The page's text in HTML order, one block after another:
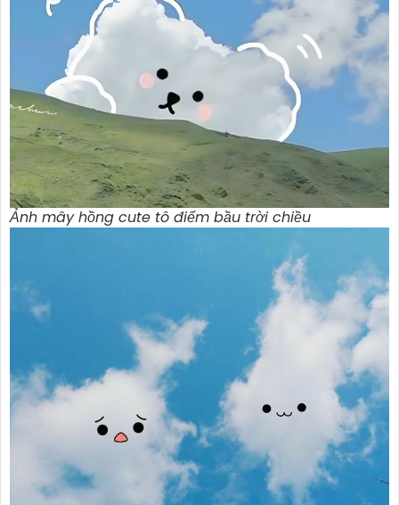
Ảnh mây hồng cute tô điểm bầu trời chiều